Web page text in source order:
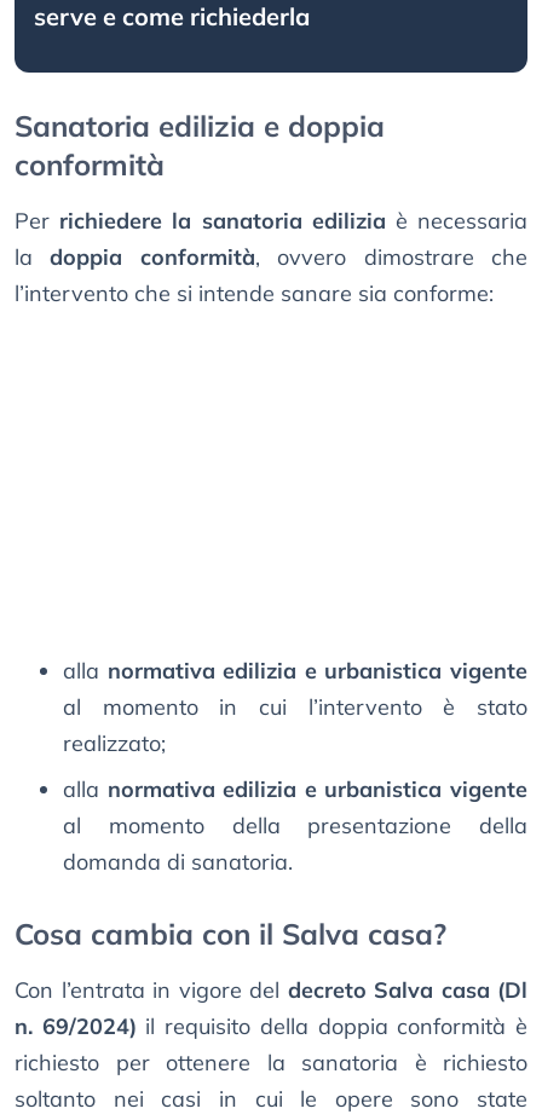
serve e come richiederla
Sanatoria edilizia e doppia
conformità
Per richiedere la sanatoria edilizia è necessaria
ladoppia conformità, ovvero dimostrare che
l’intervento che si intende sanare sia conforme:
alla normativa edilizia e urbanistica vigente
al momento in cui l’intervento è stato
realizzato;
alla normativa edilizia e urbanistica vigente
al momento della presentazione della
domanda di sanatoria.
Cosa cambia con il Salva casa?
Con l’entrata in vigore del decreto Salva casa (Dl
n. 69/2024) il requisito della doppia conformità è
richiesto per ottenere la sanatoria è richiesto
soltanto nei casi in cui le opere sono state